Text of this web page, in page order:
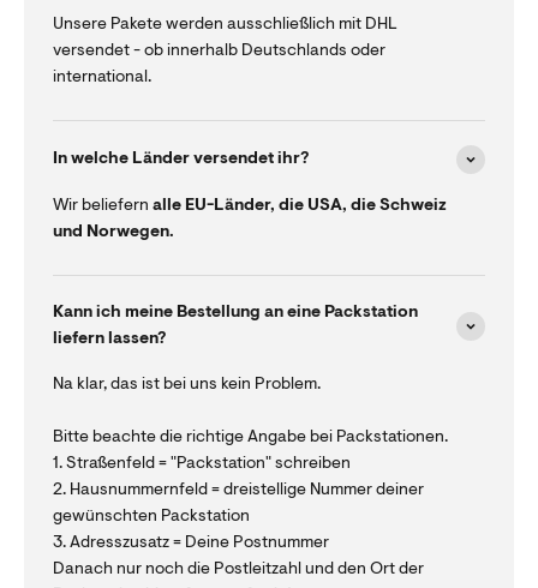
Unsere Pakete werden ausschließlich mit DHL
versendet - ob innerhalb Deutschlands oder
international.
In welche Länder versendet ihr?
Wir beliefern alle EU-Länder, die USA, die Schweiz
und Norwegen.
Kann ich meine Bestellung an eine Packstation
liefern lassen?
Na klar, das ist bei uns kein Problem.
Bitte beachte die richtige Angabe bei Packstationen.
1. Straßenfeld = "Packstation" schreiben
2. Hausnummernfeld = dreistellige Nummer deiner
gewünschten Packstation
3. Adresszusatz = Deine Postnummer
Danach nur noch die Postleitzahl und den Ort der